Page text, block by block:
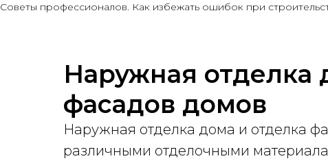
Советы профессионалов. Как избежать ошибок при
Наружная отделка
фасадов домов
Наружная отделка дома и отделка
различными отделочными